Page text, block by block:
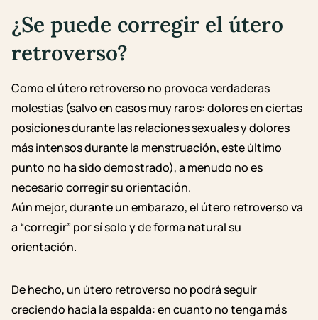
¿Se puede corregir el útero
retroverso?
Como el útero retroverso no provoca verdaderas
molestias (salvo en casos muy raros: dolores en ciertas
posiciones durante las relaciones sexuales y dolores
más intensos durante la menstruación, este último
punto no ha sido demostrado), a menudo no es
necesario corregir su orientación.
Aún mejor, durante un embarazo, el útero retroverso va
a “corregir” por sí solo y de forma natural su
orientación.
De hecho, un útero retroverso no podrá seguir
creciendo hacia la espalda: en cuanto no tenga más